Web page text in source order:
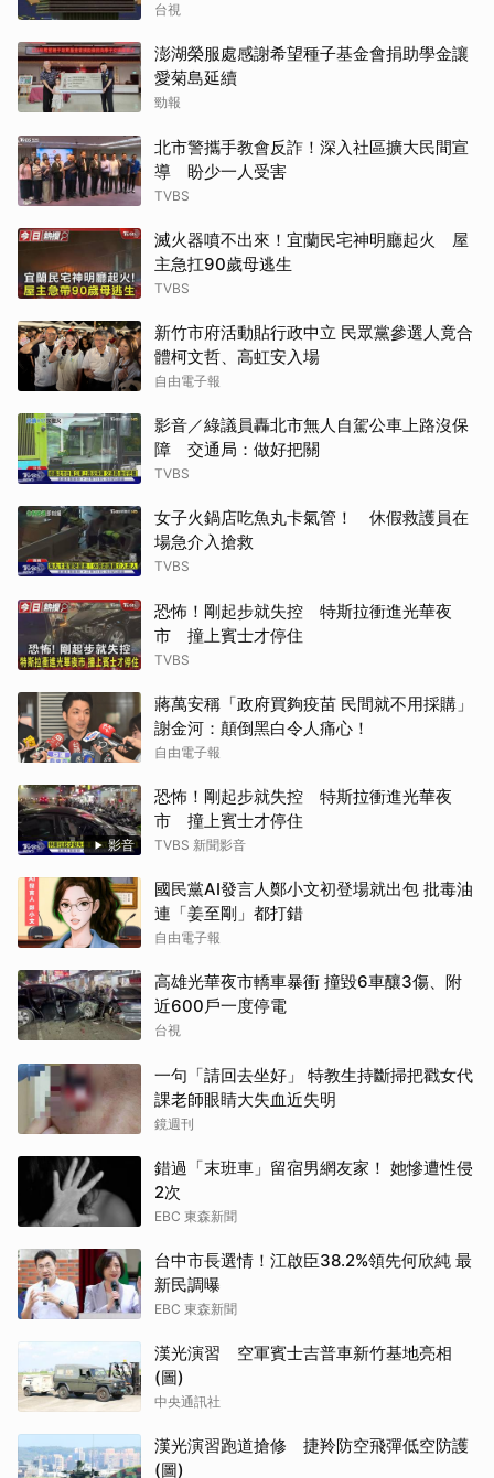
台視
澎湖榮服處感謝希望種子基金會捐助學金讓
愛菊島延續
勁報
北市警攜手教會反詐！深入社區擴大民間宣
導 盼少一人受害
TVBS
滅火器噴不出來！宜蘭民宅神明廳起火 屋
主急扛90歲母逃生
TVBS
新竹市府活動貼行政中立 民眾黨參選人竟合
體柯文哲、高虹安入場
自由電子報
影音／綠議員轟北市無人自駕公車上路沒保
障 交通局：做好把關
TVBS
女子火鍋店吃魚丸卡氣管！ 休假救護員在
場急介入搶救
TVBS
恐怖！剛起步就失控 特斯拉衝進光華夜
市 撞上賓士才停住
TVBS
蔣萬安稱「政府買夠疫苗 民間就不用採購」
謝金河：顛倒黑白令人痛心！
自由電子報
影音
恐怖！剛起步就失控 特斯拉衝進光華夜
市 撞上賓士才停住
TVBS 新聞影音
國民黨AI發言人鄭小文初登場就出包 批毒油
連「姜至剛」都打錯
自由電子報
高雄光華夜市轎車暴衝 撞毀6車釀3傷、附
近600戶一度停電
台視
一句「請回去坐好」 特教生持斷掃把戳女代
課老師眼睛大失血近失明
鏡週刊
錯過「末班車」留宿男網友家！ 她慘遭性侵
2次
EBC 東森新聞
台中市長選情！江啟臣38.2%領先何欣純 最
新民調曝
EBC 東森新聞
漢光演習 空軍賓士吉普車新竹基地亮相
(圖)
中央通訊社
漢光演習跑道搶修 捷羚防空飛彈低空防護
(圖)